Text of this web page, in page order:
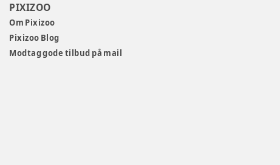
PIXIZOO
Om Pixizoo
Pixizoo Blog
Modtag gode tilbud på mail